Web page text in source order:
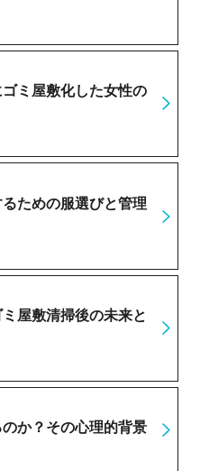
ミ屋敷化した女性の
ための服選びと管理
屋敷清掃後の未来と
か？その心理的背景